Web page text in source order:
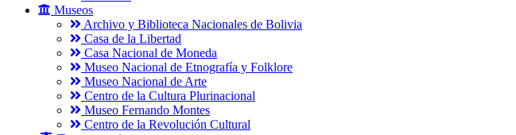
Museos
Archivo y Biblioteca Nacionales de Bolivia
Casa de la Libertad
Casa Nacional de Moneda
Museo Nacional de Etnografía y Folklore
Museo Nacional de Arte
Centro de la Cultura Plurinacional
Museo Fernando Montes
Centro de la Revolución Cultural